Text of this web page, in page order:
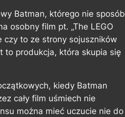
Batman, którego nie sposób
osobny film pt. „The LEGO
czy to ze strony sojuszników
to produkcja, która skupia się
kiedy Batman
cały film uśmiech nie
można mieć uczucie nie do